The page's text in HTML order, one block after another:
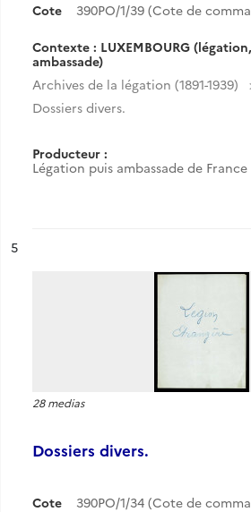
Cote 390PO/1/39 (Cote de
Contexte : LUXEMBOURG
ambassade)
Archives de la légation (1891-1939)
Dossiers divers.
Producteur :
Légation puis ambassade de
n°
5
28 medias
Dossiers divers.
Cote 390PO/1/34 (Cote de